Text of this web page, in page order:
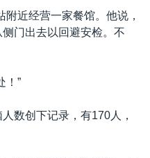
附近经营一家餐馆。他说，
门出去以回避安检。不
！”
数创下记录，有170人，